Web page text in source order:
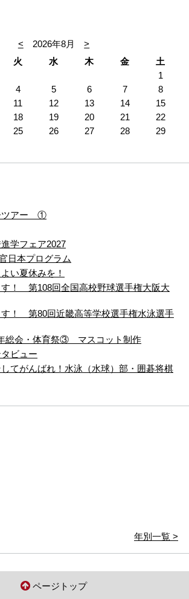
< 2026年8月
>
火 水 木 金
土
1
4 5 6 7
8
11 12 13 14
15
18 19 20 21
22
25 26 27 28
29
ツアー ①
学フェア2027
日本プログラム
い夏休みを！
！ 第108回全国高校野球選手権大阪大
！ 第80回近畿高等学校選手権水泳選手
総会・体育祭③ マスコット制作
ビュー
てがんばれ！水泳（水球）部・囲碁将棋
年別一覧 >
ページトップ